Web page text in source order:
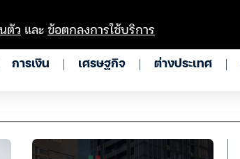
การเงิน เศรษฐกิจ ต่างประเทศ
ตัว และข้อตกลงการใช้บริการ